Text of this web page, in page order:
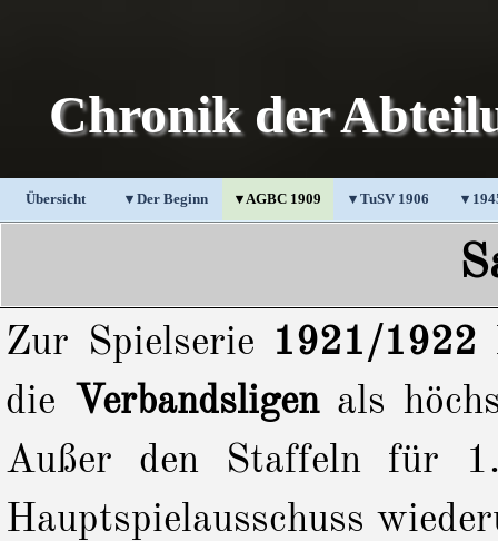
Chronik der
Übersicht ▾ Der Beginn ▼
▾ AGBC 1909 ▼
▾ TuSV 1906 ▾
Zur Spielserie 1921/1922
die
Verbandsligenals
Außer den Staffeln für 1.
Hauptspielausschuss